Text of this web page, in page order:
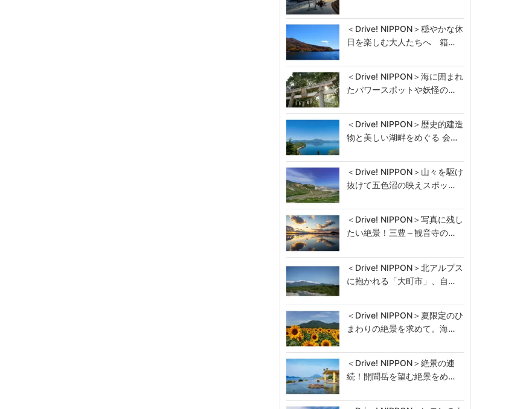
＜Drive! NIPPON＞穏やかな休
日を楽しむ大人たちへ 箱…
＜Drive! NIPPON＞海に囲まれ
たパワースポットや妖怪の…
＜Drive! NIPPON＞歴史的建造
物と美しい湖畔をめぐる 会…
＜Drive! NIPPON＞山々を駆け
抜けて五色沼の映えスポッ…
＜Drive! NIPPON＞写真に残し
たい絶景！三豊～観音寺の…
＜Drive! NIPPON＞北アルプス
に抱かれる「大町市」、自…
＜Drive! NIPPON＞夏限定のひ
まわりの絶景を求めて。海…
＜Drive! NIPPON＞絶景の連
続！開聞岳を望む絶景をめ…